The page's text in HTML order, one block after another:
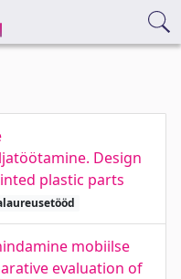
Design
plastic parts
mobiilse
evaluation of